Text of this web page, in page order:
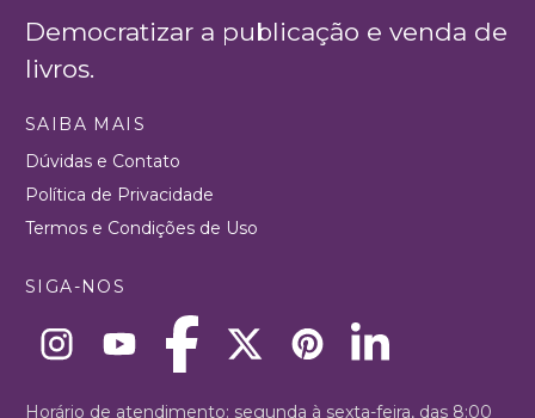
Democratizar a publicação e venda de
livros.
SAIBA MAIS
Dúvidas e Contato
Política de Privacidade
Termos e Condições de Uso
SIGA-NOS
Horário de atendimento: segunda à sexta-feira, das 8:00